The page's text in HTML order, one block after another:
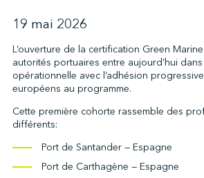
19 mai 2026
L’ouverture de la certification Green
autorités portuaires entre aujourd’hui
opérationnelle avec l’adhésion
européens au programme.
Cette première cohorte rassemble des
différents:
Port de Santander — Espagne
Port de Carthagène — Espagne